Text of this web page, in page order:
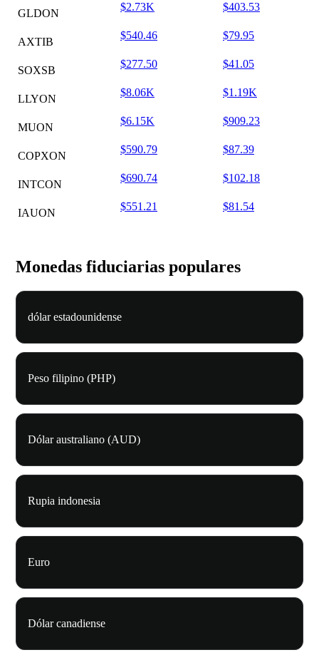
GLDON
$2.73K $403.53
AXTIB
$540.46 $79.95
SOXSB
$277.50 $41.05
LLYON
$8.06K $1.19K
MUON
$6.15K $909.23
COPXON
$590.79 $87.39
INTCON
$690.74 $102.18
IAUON
$551.21 $81.54
Monedas fiduciarias populares
dólar estadounidense
Peso filipino (PHP)
Dólar australiano (AUD)
Rupia indonesia
Euro
Dólar canadiense